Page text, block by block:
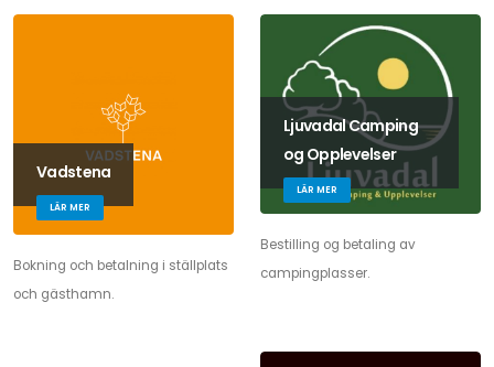
Vadstena
LÄR MER
Bokning och betalning i ställplats
och gästhamn.
Ljuvadal Camping
og Opplevelser
LÄR MER
Bestilling og betaling av
campingplasser.